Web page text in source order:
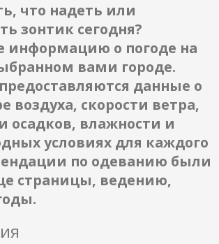
что надеть или
зонтик сегодня?
информацию о погоде на
вами городе.
данные о
воздуха, скорости ветра,
осадков, влажности и
условиях для каждого
по одеванию были
страницы, ведению,